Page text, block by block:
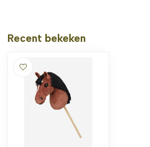
Recent bekeken